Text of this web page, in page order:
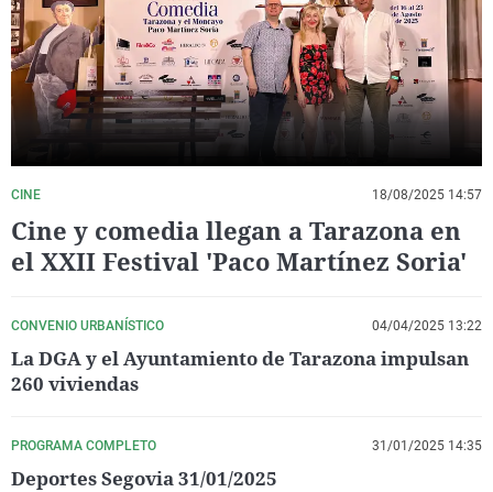
La rosa de los vientos
Gente viajera
Como el perro y el
Caso
Retornados
Equipo de
Operación Viuda
Extremadura
Galicia
La Rioja
Navarra
País Vasco
Virales
Televisión
Elecciones
CINE 18/08/2025 14:57
Cine y comedia llegan a Tarazona en
el XXII Festival 'Paco Martínez Soria'
CONVENIO URBANÍSTICO 04/04/2025 13:22
La DGA y el Ayuntamiento de Tarazona impulsan
260 viviendas
PROGRAMA COMPLETO 31/01/2025 14:35
Deportes Segovia 31/01/2025